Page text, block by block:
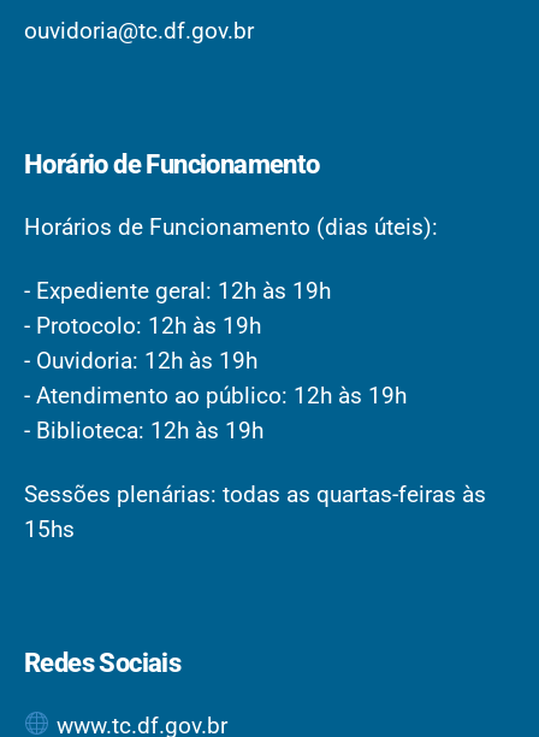
ouvidoria@tc.df.gov.br
Horário de Funcionamento
Horários de Funcionamento (dias úteis):
- Expediente geral: 12h às 19h
- Protocolo: 12h às 19h
- Ouvidoria: 12h às 19h
- Atendimento ao público: 12h às 19h
- Biblioteca: 12h às 19h
Sessões plenárias: todas as quartas-feiras às
15hs
Redes Sociais
www.tc.df.gov.br